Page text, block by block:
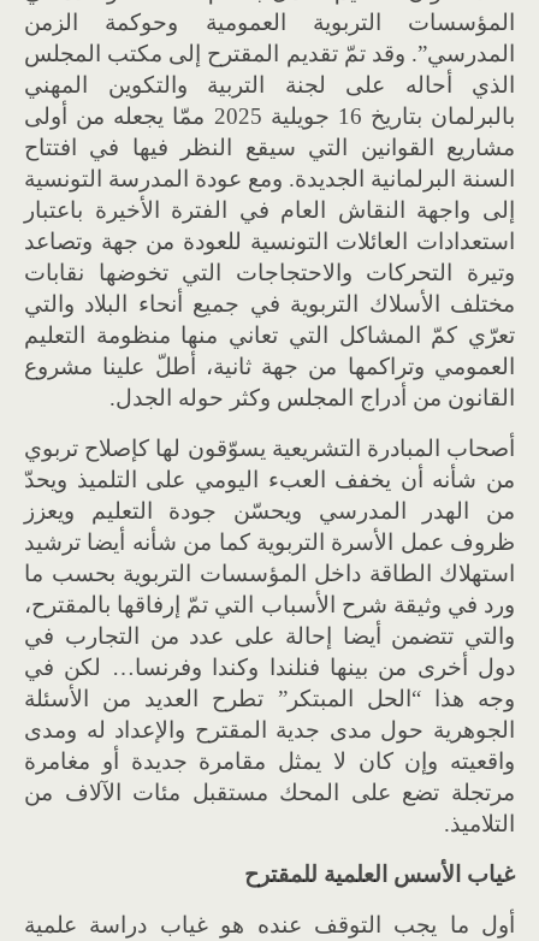
المؤسسات التربوية العمومية وحوكمة الزمن
المدرسي”. وقد تمّ تقديم المقترح إلى مكتب المجلس
الذي أحاله على لجنة التربية والتكوين المهني
بالبرلمان بتاريخ 16 جويلية 2025 ممّا يجعله من أولى
مشاريع القوانين التي سيقع النظر فيها في افتتاح
السنة البرلمانية الجديدة. ومع عودة المدرسة التونسية
إلى واجهة النقاش العام في الفترة الأخيرة باعتبار
استعدادات العائلات التونسية للعودة من جهة وتصاعد
وتيرة التحركات والاحتجاجات التي تخوضها نقابات
مختلف الأسلاك التربوية في جميع أنحاء البلاد والتي
تعرّي كمّ المشاكل التي تعاني منها منظومة التعليم
العمومي وتراكمها من جهة ثانية، أطلّ علينا مشروع
القانون من أدراج المجلس وكثر حوله الجدل.
أصحاب المبادرة التشريعية يسوّقون لها كإصلاح تربوي
من شأنه أن يخفف العبء اليومي على التلميذ ويحدّ
من الهدر المدرسي ويحسّن جودة التعليم ويعزز
ظروف عمل الأسرة التربوية كما من شأنه أيضا ترشيد
استهلاك الطاقة داخل المؤسسات التربوية بحسب ما
ورد في وثيقة شرح الأسباب التي تمّ إرفاقها بالمقترح،
والتي تتضمن أيضا إحالة على عدد من التجارب في
دول أخرى من بينها فنلندا وكندا وفرنسا… لكن في
وجه هذا “الحل المبتكر” تطرح العديد من الأسئلة
الجوهرية حول مدى جدية المقترح والإعداد له ومدى
واقعيته وإن كان لا يمثل مقامرة جديدة أو مغامرة
مرتجلة تضع على المحك مستقبل مئات الآلاف من
التلاميذ.
غياب الأسس العلمية للمقترح
أول ما يجب التوقف عنده هو غياب دراسة علمية